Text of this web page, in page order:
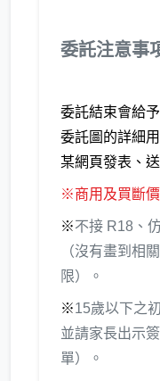
委託注意事
委託結束會給
委託圖的詳細
某網頁發表、
※商用及買斷價
※不接 R18、
（沒有畫到相
限）。
※15歲以下之
並請家長出示
單）。